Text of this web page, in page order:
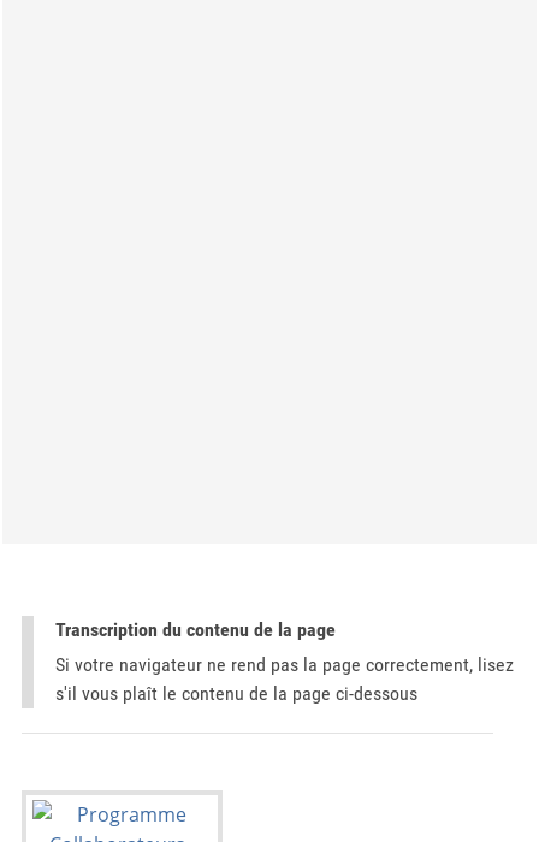
Transcription du contenu de la page
Si votre navigateur ne rend pas la page correctement, lisez
s'il vous plaît le contenu de la page ci-dessous